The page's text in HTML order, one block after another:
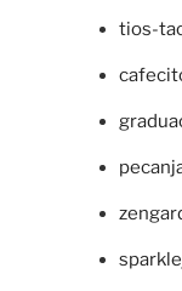
tios-